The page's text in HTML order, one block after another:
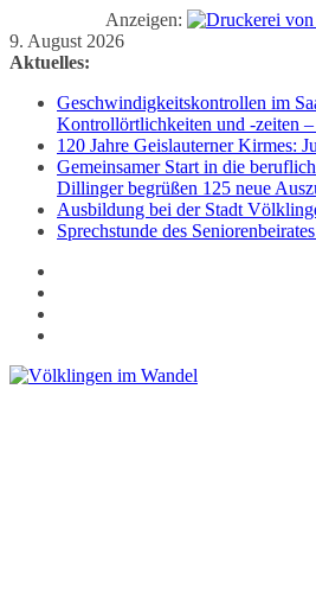
Anzeigen:
Zum
Inhalt
9. August 2026
Aktuelles:
Geschwindigkeitskontrollen im
Kontrollörtlichkeiten und -zeiten
120 Jahre Geislauterner Kirmes:
Gemeinsamer Start in die
Dillinger begrüßen 125 neue
Ausbildung bei der Stadt
Sprechstunde des